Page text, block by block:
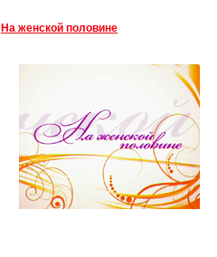
На женской половине